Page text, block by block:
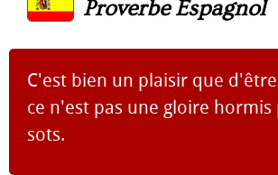
Proverbe Espagnol
C'est bien un plaisir que
ce n'est pas une gloire hormis
sots.